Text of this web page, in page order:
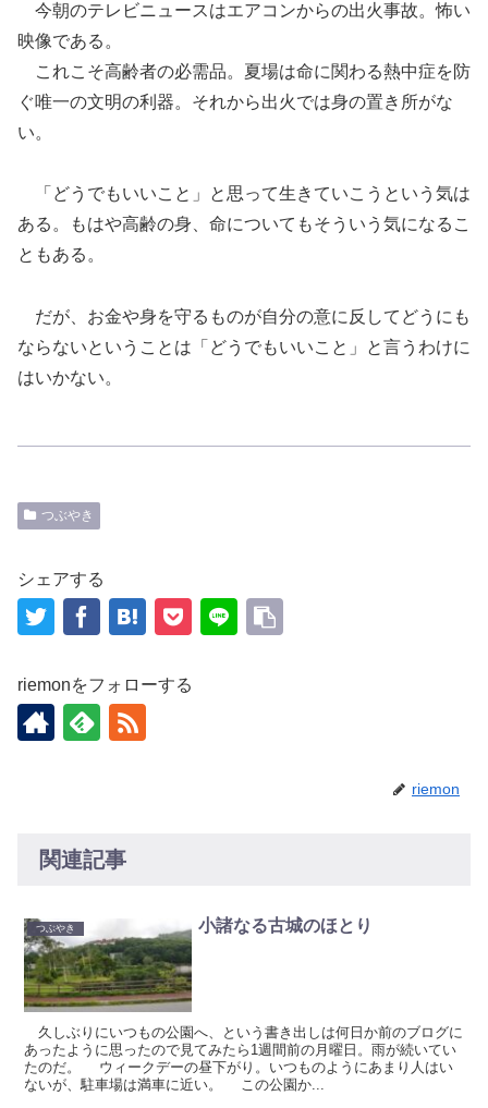
今朝のテレビニュースはエアコンからの出火事故。怖い
映像である。
これこそ高齢者の必需品。夏場は命に関わる熱中症を防
ぐ唯一の文明の利器。それから出火では身の置き所がな
い。
「どうでもいいこと」と思って生きていこうという気は
ある。もはや高齢の身、命についてもそういう気になるこ
ともある。
だが、お金や身を守るものが自分の意に反してどうにも
ならないということは「どうでもいいこと」と言うわけに
はいかない。
つぶやき
シェアする
riemonをフォローする
riemon
関連記事
つぶやき 小諸なる古城のほとり
久しぶりにいつもの公園へ、という書き出しは何日か前のブログに
あったように思ったので見てみたら1週間前の月曜日。雨が続いてい
たのだ。 ウィークデーの昼下がり。いつものようにあまり人はい
ないが、駐車場は満車に近い。 この公園か...